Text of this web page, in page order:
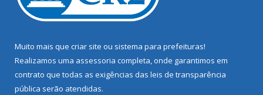
Muito mais que criar site ou sistema para prefeituras!
Realizamos uma assessoria completa, onde garantimos em
contrato que todas as exigências das leis de transparência
pública serão atendidas.